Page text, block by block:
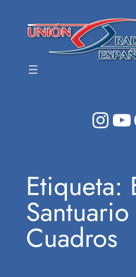
Etiqueta:
Cuadros